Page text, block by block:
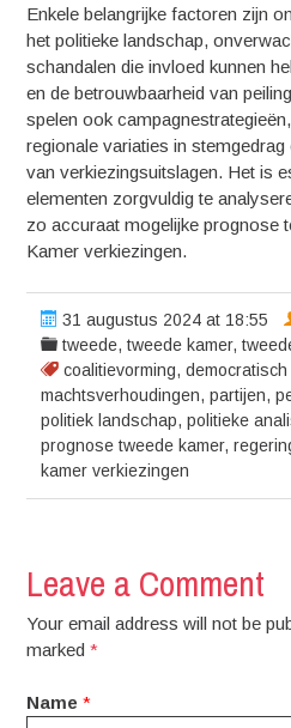
Enkele belangrijke factoren zijn
het politieke landschap,
schandalen die invloed kunnen
en de betrouwbaarheid van
spelen ook
regionale variaties in
van verkiezingsuitslagen. Het is
elementen zorgvuldig te
zo accuraat mogelijke prognose
Kamer verkiezingen.
31 augustus 2024 at 18:55
tweede,tweede kamer,
coalitievorming,
machtsverhoudingen,partijen,
politiek landschap,politieke
prognose tweede kamer,
kamer verkiezingen
Leave a Comment
Your email address will not be
marked*
Name *